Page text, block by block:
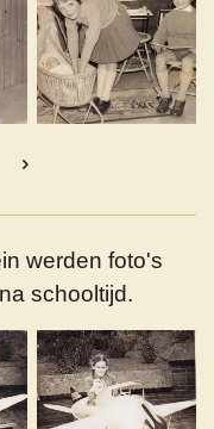
werden foto's
schooltijd.